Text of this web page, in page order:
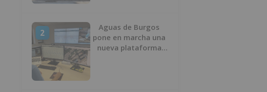
2
Aguas de Burgos
pone en marcha una
nueva plataforma